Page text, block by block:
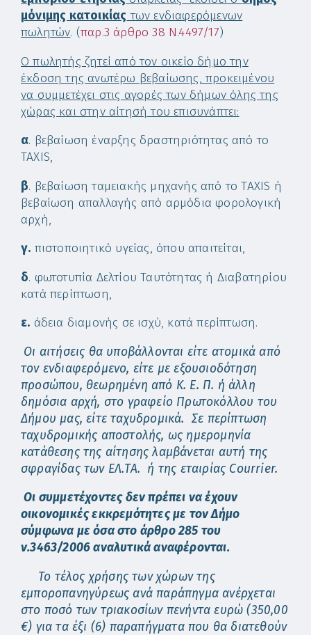
μόνιμης κατοικίας των ενδιαφερόμενων
πωλητών. (παρ.3 άρθρο 38 Ν.4497/17)
Ο πωλητής ζητεί από τον οικείο δήμο την
έκδοση της ανωτέρω βεβαίωσης, προκειμένου
να συμμετέχει στις αγορές των δήμων όλης της
χώρας και στην αίτησή του επισυνάπτει:
α. βεβαίωση έναρξης δραστηριότητας από το
TAXIS,
β. βεβαίωση ταμειακής μηχανής από το TAXIS ή
βεβαίωση απαλλαγής από αρμόδια φορολογική
αρχή,
γ. πιστοποιητικό υγείας, όπου απαιτείται,
δ. φωτοτυπία Δελτίου Ταυτότητας ή Διαβατηρίου
κατά περίπτωση,
ε. άδεια διαμονής σε ισχύ, κατά περίπτωση.
Οι αιτήσεις θα υποβάλλονται είτε ατομικά από
τον ενδιαφερόμενο, είτε με εξουσιοδότηση
προσώπου, θεωρημένη από Κ. Ε. Π. ή άλλη
δημόσια αρχή, στο γραφείο Πρωτοκόλλου του
Δήμου μας, είτε ταχυδρομικά. Σε περίπτωση
ταχυδρομικής αποστολής, ως ημερομηνία
κατάθεσης της αίτησης λαμβάνεται αυτή της
σφραγίδας των ΕΛ.ΤΑ. ή της εταιρίας Courrier.
Οι συμμετέχοντες δεν πρέπει να έχουν
οικονομικές εκκρεμότητες με τον Δήμο
σύμφωνα με όσα στο άρθρο 285 του
ν.3463/2006 αναλυτικά αναφέρονται.
Το τέλος χρήσης των χώρων της
εμποροπανηγύρεως ανά παράπηγμα ανέρχεται
στο ποσό των τριακοσίων πενήντα ευρώ (350,00
€) για τα έξι (6) παραπήγματα που θα διατεθούν